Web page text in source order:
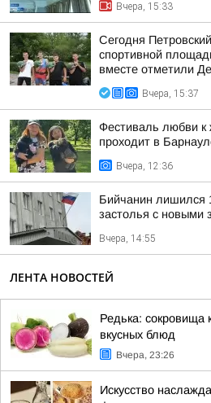
Вчера, 15:33
Сегодня
спортивной
вместе отметили
Вчера, 15:37
Фестиваль любви к
проходит в
Вчера, 12:36
Бийчанин лишился
застолья с новыми
Вчера, 14:55
ЛЕНТА НОВОСТЕЙ
Редька: сокровища
вкусных блюд
Вчера, 23:26
Искусство